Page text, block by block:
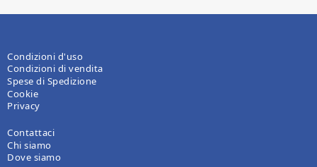
Condizioni d'uso
Condizioni di vendita
Spese di Spedizione
Cookie
Privacy
Contattaci
Chi siamo
Dove siamo